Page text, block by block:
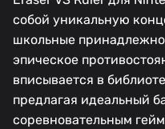
собой уникальную
школьные
эпическое
вписывается в
предлагая идеальный
соревновательным